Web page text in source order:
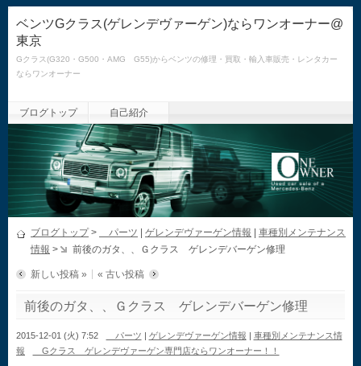
ベンツGクラス(ゲレンデヴァーゲン)ならワンオーナー@
東京
Gクラス(G320・G500・AMG G55)からベンツの修理・買取・輸入車販売・レンタカー
ならワンオーナー
ブログトップ 自己紹介
ブログトップ> パーツ ゲレンデヴァーゲン情報
車種別メンテナンス
情報 > 前後のガタ、、Ｇクラス ゲレンデバーゲン修理
新しい投稿 » « 古い投稿
前後のガタ、、Ｇクラス ゲレンデバーゲン修理
2015-12-01 (火) 7:52 パーツ | ゲレンデヴァーゲン情報 | 車種別メンテナンス情
報
Gクラス ゲレンデヴァーゲン専門店ならワンオーナー！！